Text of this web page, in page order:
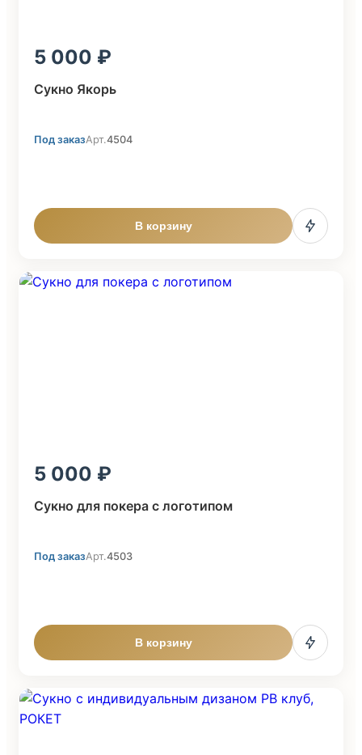
5 000
Сукно Якорь
Под заказАрт.4504
В корзину
5 000
Сукно для покера с логотипом
Под заказАрт.4503
В корзину